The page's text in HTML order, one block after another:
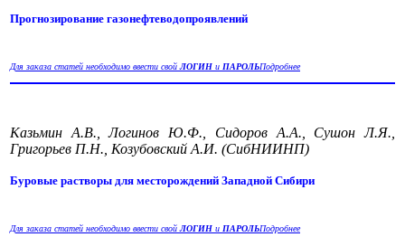
Прогнозирование газонефтеводопроявлений
Для заказа статей необходимо ввести свойЛОГИН и ПАРОЛЬПодробнее
Казьмин А.В., Логинов Ю.Ф., Сидоров А.А., Сушон Л.Я.,
Григорьев П.Н., Козубовский А.И. (СибНИИНП)
Буровые растворы для месторождений Западной Сибири
Для заказа статей необходимо ввести свойЛОГИН и ПАРОЛЬПодробнее